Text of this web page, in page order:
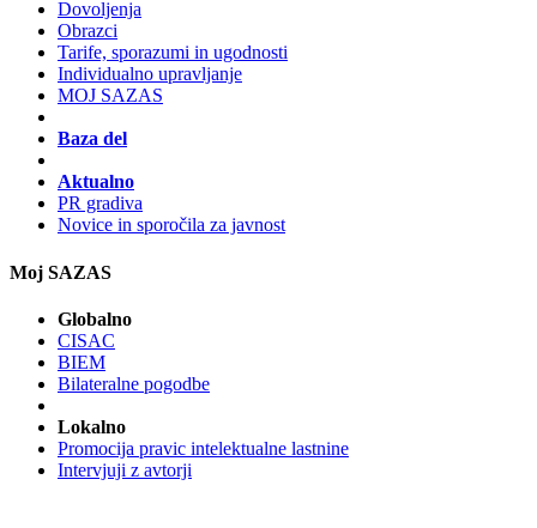
Dovoljenja
Obrazci
Tarife, sporazumi in ugodnosti
Individualno upravljanje
MOJ SAZAS
Baza del
Aktualno
PR gradiva
Novice in sporočila za javnost
Moj SAZAS
Globalno
CISAC
BIEM
Bilateralne pogodbe
Lokalno
Promocija pravic intelektualne lastnine
Intervjuji z avtorji